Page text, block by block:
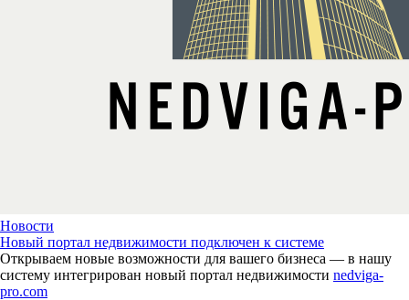
Новости
Новый портал недвижимости подключен к системе
Открываем новые возможности для вашего бизнеса — в нашу
систему интегрирован новый портал недвижимости nedviga-
pro.com